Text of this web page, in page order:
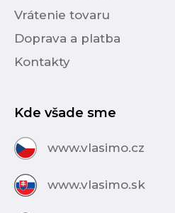
Vrátenie tovaru
Doprava a platba
Kontakty
Kde všade sme
www.vlasimo.cz
www.vlasimo.sk